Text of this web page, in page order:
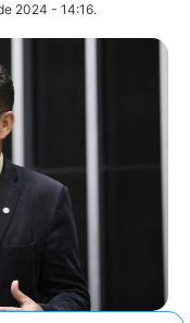
2024 - 14:16.